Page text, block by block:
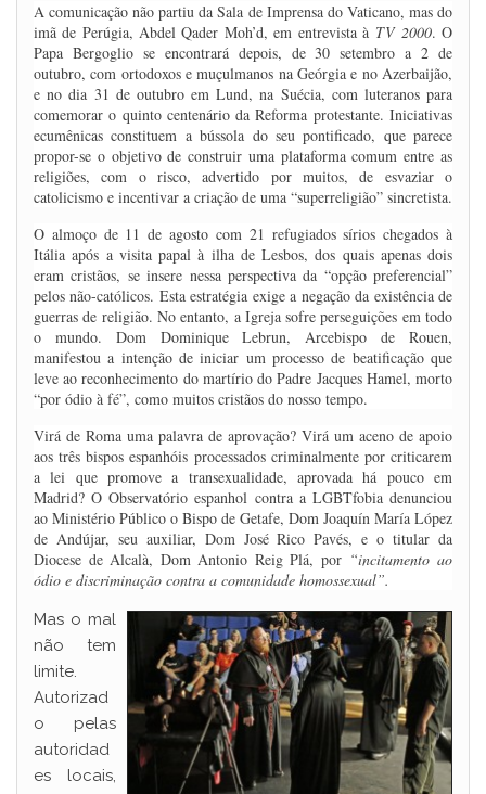
A comunicação não partiu da Sala de Imprensa do Vaticano, mas do
imã de Perúgia, Abdel Qader Moh’d, em entrevista à TV 2000. O
Papa Bergoglio se encontrará depois, de 30 setembro a 2 de
outubro, com ortodoxos e muçulmanos na Geórgia e no Azerbaijão,
e no dia 31 de outubro em Lund, na Suécia, com luteranos para
comemorar o quinto centenário da Reforma protestante. Iniciativas
ecumênicas constituem a bússola do seu pontificado, que parece
propor-se o objetivo de construir uma plataforma comum entre as
religiões, com o risco, advertido por muitos, de esvaziar o
catolicismo e incentivar a criação de uma “superreligião” sincretista.
O almoço de 11 de agosto com 21 refugiados sírios chegados à
Itália após a visita papal à ilha de Lesbos, dos quais apenas dois
eram cristãos, se insere nessa perspectiva da “opção preferencial”
pelos não-católicos. Esta estratégia exige a negação da existência de
guerras de religião. No entanto, a Igreja sofre perseguições em todo
o mundo. Dom Dominique Lebrun, Arcebispo de Rouen,
manifestou a intenção de iniciar um processo de beatificação que
leve ao reconhecimento do martírio do Padre Jacques Hamel, morto
“por ódio à fé”, como muitos cristãos do nosso tempo.
Virá de Roma uma palavra de aprovação? Virá um aceno de apoio
aos três bispos espanhóis processados criminalmente por criticarem
a lei que promove a transexualidade, aprovada há pouco em
Madrid? O Observatório espanhol contra a LGBTfobia denunciou
ao Ministério Público o Bispo de Getafe, Dom Joaquín María López
de Andújar, seu auxiliar, Dom José Rico Pavés, e o titular da
Diocese de Alcalà, Dom Antonio Reig Plá, por “incitamento ao
ódio e discriminação contra a comunidade homossexual”.
Mas o mal
não tem
limite.
Autorizad
o pelas
autoridad
es locais,